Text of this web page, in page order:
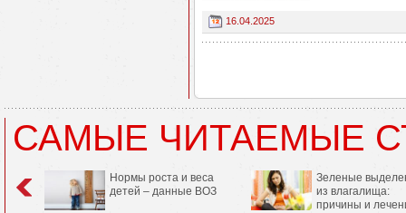
16.04.2025
САМЫЕ ЧИТАЕМЫЕ
Нормы роста и веса
детей – данные ВОЗ
Зеленые
из влагалища:
причины и